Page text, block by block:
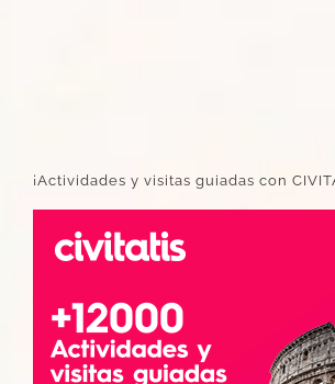
¡Actividades y visitas guiadas con